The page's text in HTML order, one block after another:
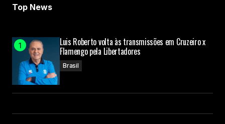
Submit Comment
Top News
Luis Roberto volta às transmissões em Cruzeiro x
Flamengo pela Libertadores
Brasil